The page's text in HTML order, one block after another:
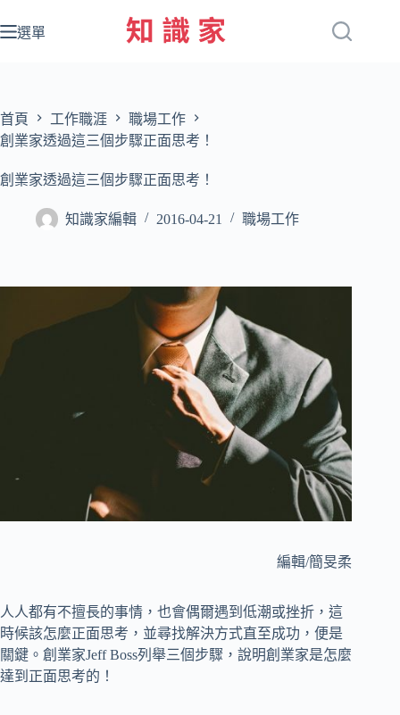
至
容
選單
首頁 工作職涯
職場工作
創業家透過這三個步驟正面思考！
創業家透過這三個步驟正面思考！
知識家編輯 2016-04-21 職場工作
編輯/簡旻柔
人人都有不擅長的事情，也會偶爾遇到低潮或挫折，這
時候該怎麼正面思考，並尋找解決方式直至成功，便是
關鍵。創業家Jeff Boss列舉三個步驟，說明創業家是怎麼
達到正面思考的！